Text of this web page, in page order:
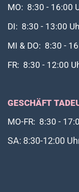
MO: 8:30 - 16:00
DI: 8:30 - 13:00
MI & DO: 8:30 -
FR: 8:30 - 12:00
GESCHÄFT
MO-FR: 8:30 -
SA: 8:30-12:00